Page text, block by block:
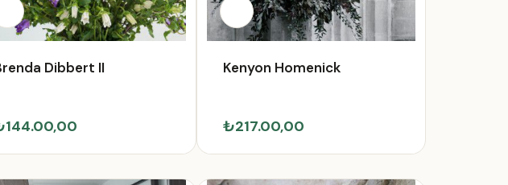
Dibbert II Kenyon Homenick
₺217.00,00